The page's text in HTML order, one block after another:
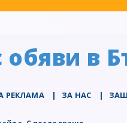
в
РЕКЛАМА | ЗА НАС |